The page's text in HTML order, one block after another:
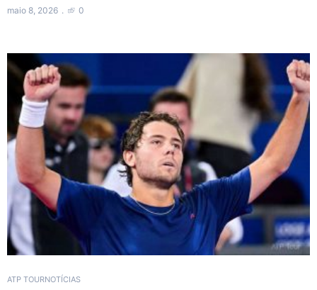
maio 8, 2026 0
ATP TOURNOTÍCIAS